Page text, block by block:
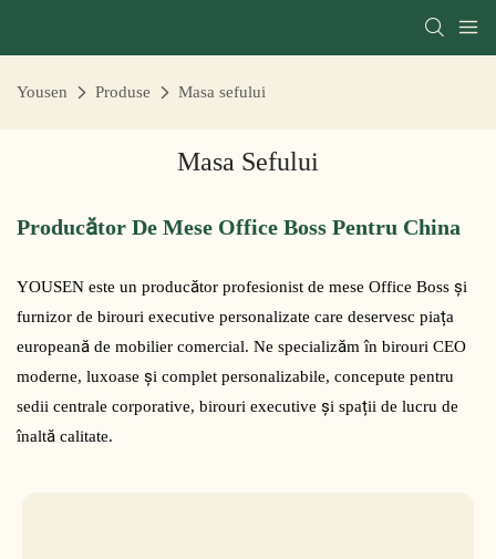
Yousen Produse Masa sefului
Masa Sefului
Producător De Mese Office Boss Pentru China
YOUSEN este un producător profesionist de mese Office Boss și
furnizor de birouri executive personalizate care deservesc piața
europeană de mobilier comercial. Ne specializăm în birouri CEO
moderne, luxoase și complet personalizabile, concepute pentru
sedii centrale corporative, birouri executive și spații de lucru de
înaltă calitate.